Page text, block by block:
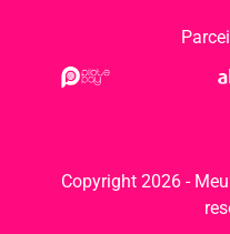
Copyright 2026 -